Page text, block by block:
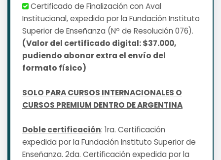
Certificado de Finalización con Aval
Institucional, expedido por la Fundación Instituto
Superior de Enseñanza (Nº de Resolución 076).
(Valor del certificado digital: $37.000,
pudiendo abonar extra el envío del
formato físico)
SOLO PARA CURSOS INTERNACIONALES O
CURSOS PREMIUM DENTRO DE ARGENTINA
Doble certificación: 1ra. Certificación
expedida por la Fundación Instituto Superior de
Enseñanza. 2da. Certificación expedida por la